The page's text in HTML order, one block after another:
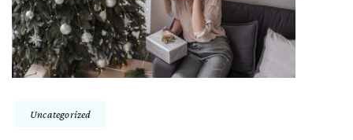
Uncategorized